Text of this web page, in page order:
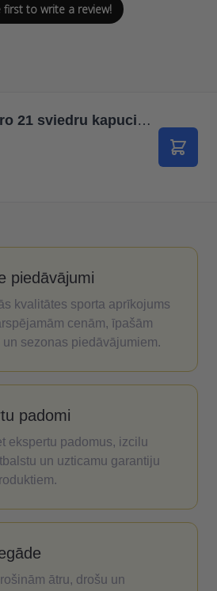
first to write a review!
Adidas Tiro 21 sviedru kapuci GM7329 / Jūras zila / XS
piedāvājumi
kvalitātes sporta aprīkojums
cenām, īpašām
un sezonas piedāvājumiem.
padomi
ekspertu padomus, izcilu
un uzticamu garantiju
ātru, drošu un